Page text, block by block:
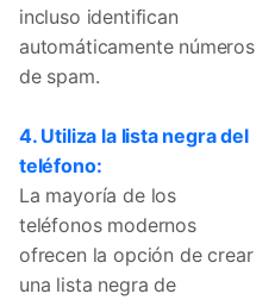
incluso identifican
automáticamente números
de spam.
4. Utiliza la lista negra del
teléfono:
La mayoría de los
teléfonos modernos
ofrecen la opción de crear
una lista negra de